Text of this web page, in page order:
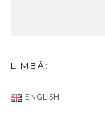
LIMBĂ:
ENGLISH